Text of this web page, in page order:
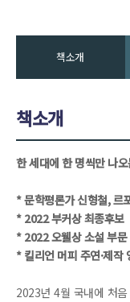
책소개
책소개
한 세대에 한 명씩만 나
* 문학평론가 신형철, 르
* 2022 부커상 최종후보
* 2022 오웰상 소설 부문
* 킬리언 머피 주연·제작
2023년 4월 국내에 처